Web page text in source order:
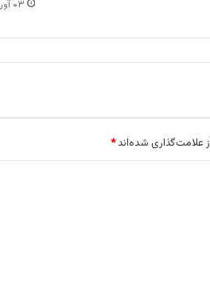
۰۳ آوریل ۲۰۲۳
علامت‌گذاری شده‌اند*